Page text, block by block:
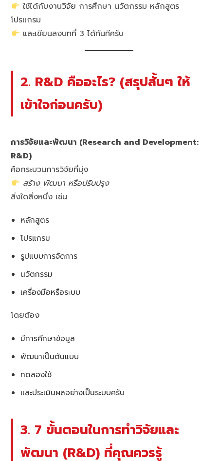
ใช้ได้กับงานวิจัย การศึกษา นวัตกรรม หลักสูตร
โปรแกรม
และเขียนลงบทที่ 3 ได้ทันทีครับ
2. R&D คืออะไร? (สรุปสั้นๆ ให้
เข้าใจก่อนครับ)
การวิจัยและพัฒนา (Research and Development:
R&D)
คือกระบวนการวิจัยที่มุ่ง
สร้าง พัฒนา หรือปรับปรุง
สิ่งใดสิ่งหนึ่ง เช่น
หลักสูตร
โปรแกรม
รูปแบบการจัดการ
นวัตกรรม
เครื่องมือหรือระบบ
โดยต้อง
มีการศึกษาข้อมูล
พัฒนาเป็นต้นแบบ
ทดลองใช้
และประเมินผลอย่างเป็นระบบครับ
3. 7 ขั้นตอนในการทำวิจัยและ
พัฒนา (R&D) ที่คุณควรรู้